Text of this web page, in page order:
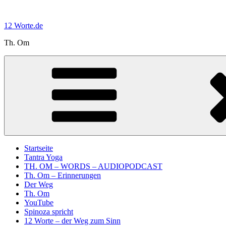
springen
12 Worte.de
Th. Om
Startseite
Tantra Yoga
TH. OM – WORDS – AUDIOPODCAST
Th. Om – Erinnerungen
Der Weg
Th. Om
YouTube
Spinoza spricht
12 Worte – der Weg zum Sinn